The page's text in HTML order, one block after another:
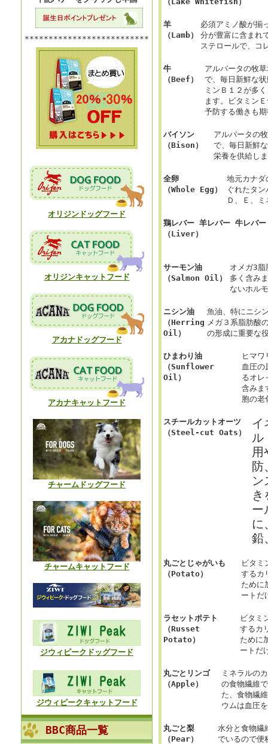
**************************
オリジンドッグフード
オリジンキャットフード
アカナドッグフード
アカナキャットフード
チャームドッグフード
チャームキャットフード
ジウィピークドッグフード
ジウィピークキャットフード
BBC商品一覧
羊
（Lamb）
必須アミノ酸が揃
分が豊富に含まれ
ステロールで、コ
牛
（Beef）
アルバータの牧
で、毎日新鮮な
ミンＢ１２が多
ます。ビタミン
予防する働きも
バイソン
（Bison）
アルバータの
で、毎日新鮮
栄養を供給し
全卵
（Whole Egg）
地元カナダ
ぐれたタ
Ｄ、Ｅ、
鶏レバー 羊レバー 牛レバー
（Liver）
サーモン油
（Salmon Oil）
オメガ3脂
多く含み
ないホル
ニシン油
（Herring
Oil）
魚油、特にニシ
メガ３系脂肪酸
の形成に重要な
ひまわり油
（Sunflower
Oil）
ヒマワ
血圧の
るオレ
含みま
胞の老
スチールカットオーツ
（Steel-cut Oats）
イ
ル
用
防
ン
き
ー
に
鉛
丸ごとじゃがいも
（Potato）
ビタミ
するカ
ために
ートだ
ラセットポテト
（Russet
Potato）
ビタミ
するカ
ために
ートだ
丸ごとリンゴ
（Apple）
ミネラルの
の食物繊維
た、食物繊
ウムは血圧
丸ごと梨
（Pear）
水分と食物繊
でいるので便